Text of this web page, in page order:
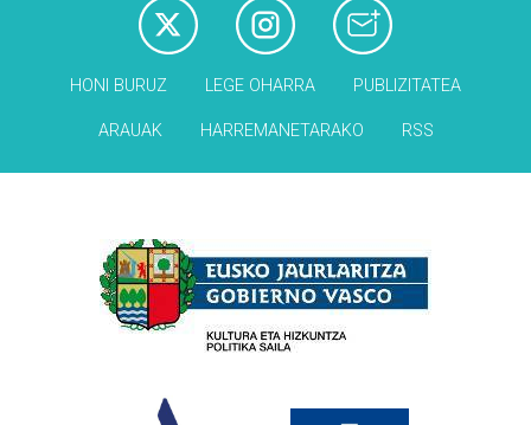
HONI BURUZ LEGE OHARRA PUBLIZITATEA
ARAUAK HARREMANETARAKO RSS